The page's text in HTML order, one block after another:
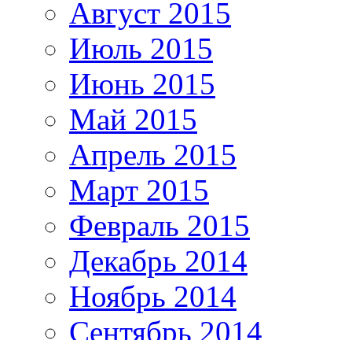
Август 2015
Июль 2015
Июнь 2015
Май 2015
Апрель 2015
Март 2015
Февраль 2015
Декабрь 2014
Ноябрь 2014
Сентябрь 2014